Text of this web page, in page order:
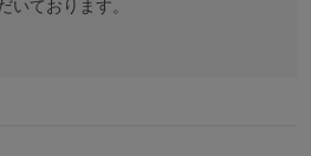
いております。